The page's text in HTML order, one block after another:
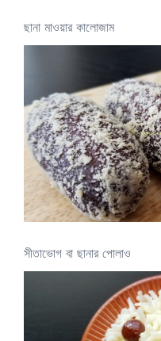
ছানা মাওয়ার কালোজাম
সীতাভোগ বা ছানার পোলাও